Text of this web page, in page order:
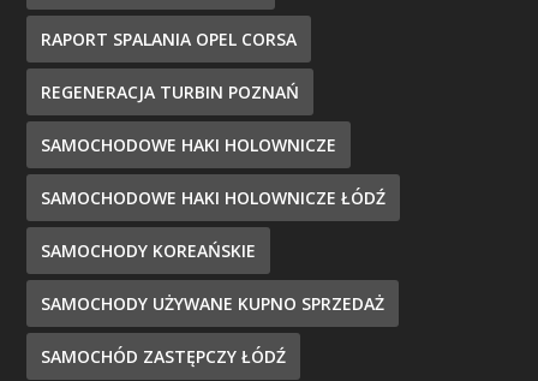
RAPORT SPALANIA OPEL CORSA
REGENERACJA TURBIN POZNAŃ
SAMOCHODOWE HAKI HOLOWNICZE
SAMOCHODOWE HAKI HOLOWNICZE ŁÓDŹ
SAMOCHODY KOREAŃSKIE
SAMOCHODY UŻYWANE KUPNO SPRZEDAŻ
SAMOCHÓD ZASTĘPCZY ŁÓDŹ